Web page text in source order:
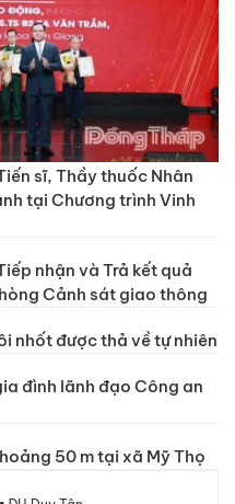
sĩ, Thầy thuốc Nhân
tại Chương trình Vinh
nhận và Trả kết quả
Cảnh sát giao thông
nhốt được thả về tự nhiên
đình lãnh đạo Công an
50 m tại xã Mỹ Thọ